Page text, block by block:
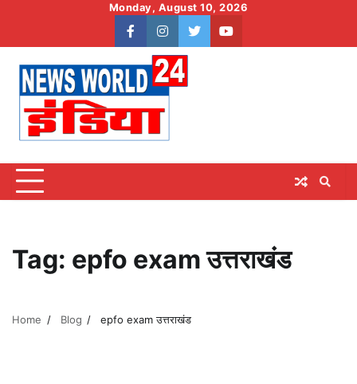
content
Monday, August 10, 2026
facebookinstagram
twitteryoutube
Tag: epfo exam उत्तराखंड
Home Blog epfo exam उत्तराखंड